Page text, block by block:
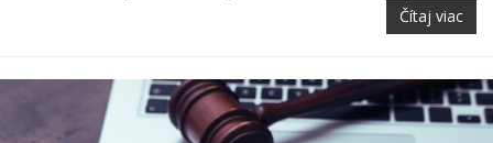
Čítaj viac